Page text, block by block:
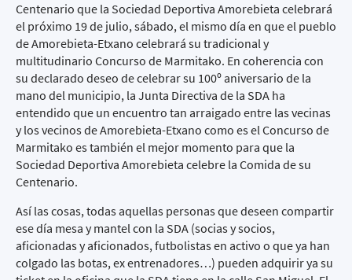
Centenario que la Sociedad Deportiva Amorebieta celebrará
el próximo 19 de julio, sábado, el mismo día en que el pueblo
de Amorebieta-Etxano celebrará su tradicional y
multitudinario Concurso de Marmitako. En coherencia con
su declarado deseo de celebrar su 100º aniversario de la
mano del municipio, la Junta Directiva de la SDA ha
entendido que un encuentro tan arraigado entre las vecinas
y los vecinos de Amorebieta-Etxano como es el Concurso de
Marmitako es también el mejor momento para que la
Sociedad Deportiva Amorebieta celebre la Comida de su
Centenario.
Así las cosas, todas aquellas personas que deseen compartir
ese día mesa y mantel con la SDA (socias y socios,
aficionadas y aficionados, futbolistas en activo o que ya han
colgado las botas, ex entrenadores…) pueden adquirir ya su